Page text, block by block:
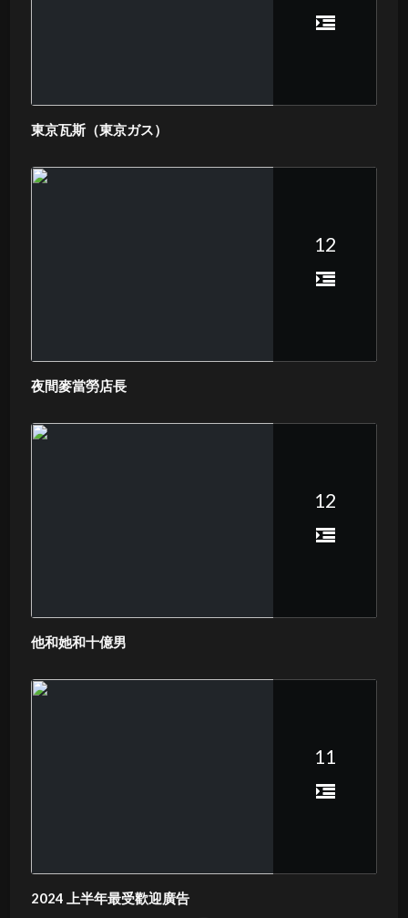
東京瓦斯（東京ガス）
12
夜間麥當勞店長
12
他和她和十億男
11
2024 上半年最受歡迎廣告